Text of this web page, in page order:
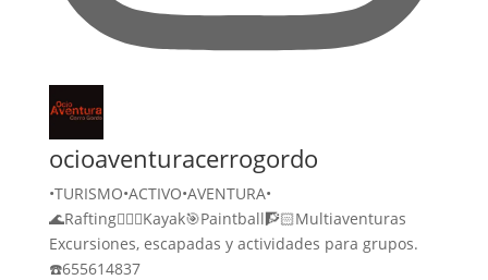
ocioaventuracerrogordo
•TURISMO•ACTIVO•AVENTURA•
🌊Rafting🚣🏻‍♀️Kayak🎯Paintball🧗🏻Multiaventuras
Excursiones, escapadas y actividades para grupos.
☎️655614837